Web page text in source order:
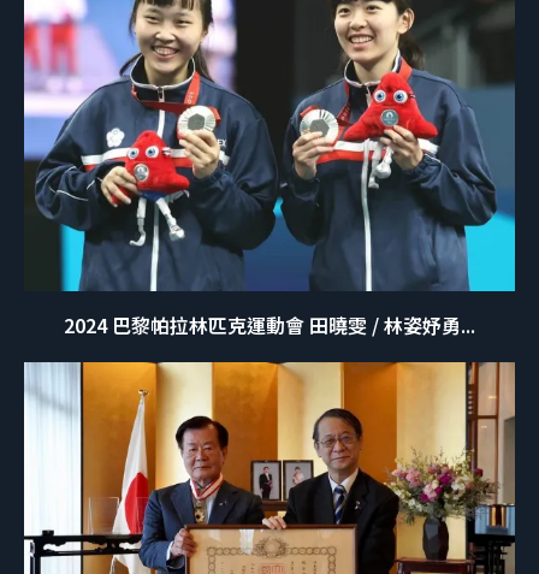
2024 巴黎帕拉林匹克運動會 田曉雯 / 林姿妤勇...